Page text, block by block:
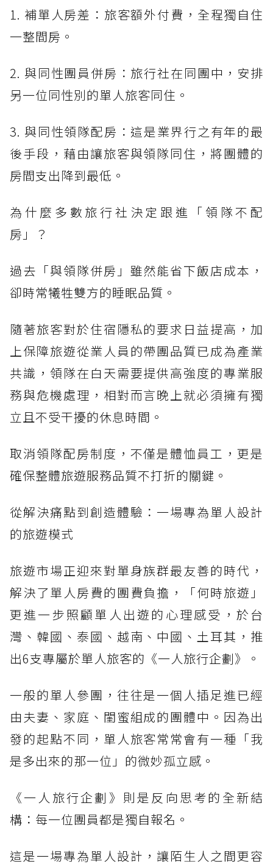
1. 補單人房差：旅客額外付費，全程獨自住
一整間房。
2. 與同性團員併房：旅行社在同團中，安排
另一位同性別的單人旅客同住。
3. 與同性領隊配房：這是業界行之有年的最
後手段，藉由讓旅客與領隊同住，將團體的
房間支出降到最低。
為什麼多數旅行社決定跟進「領隊不配
房」？
過去「與領隊併房」雖然能省下飯店成本，
卻時常犧牲雙方的睡眠品質。
隨著旅客對於住宿隱私的要求日益提高，加
上保障旅遊從業人員的帶團品質已成為產業
共識，領隊在白天需要提供高強度的專業服
務與危機處理，相對而言晚上就必須擁有獨
立且不受干擾的休息時間。
取消領隊配房制度，不僅是體恤員工，更是
確保整體旅遊服務品質不打折的關鍵。
從解決痛點到創造體驗：一場專為單人設計
的旅遊模式
旅遊市場正迎來對單身族群最友善的時代，
解決了單人房費的團費負擔，「何時旅遊」
更進一步照顧單人出遊的心理感受，於台
灣、韓國、泰國、越南、中國、土耳其，推
出6支專屬於單人旅客的《一人旅行企劃》。
一般的單人參團，往往是一個人插足進已經
由夫妻、家庭、閨蜜組成的團體中。因為出
發的起點不同，單人旅客常常會有一種「我
是多出來的那一位」的微妙孤立感。
《一人旅行企劃》則是反向思考的全新結
構：每一位團員都是獨自報名。
這是一場專為單人設計，讓陌生人之間更容